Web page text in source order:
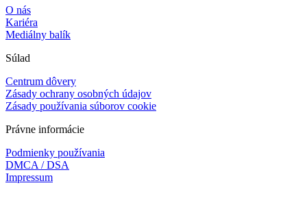
O nás
Kariéra
Mediálny balík
Súlad
Centrum dôvery
Zásady ochrany osobných údajov
Zásady používania súborov cookie
Právne informácie
Podmienky používania
DMCA / DSA
Impressum